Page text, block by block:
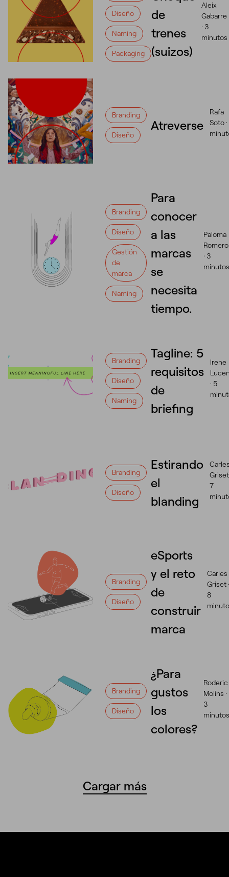
Diseño
Naming
Packaging
de
trenes
(suizos)
Aleix
Gabarre
· 3
minutos
Branding
Diseño
Atreverse
Rafa
Soto ·
Branding
Diseño
Gestión
de
marca
Naming
Para
conocer
a las
marcas
se
necesita
tiempo.
Paloma
Romero
· 3
minutos
Branding
Diseño
Naming
Tagline: 5
requisitos
de
briefing
Irene
· 5
Branding
Diseño
Estirando
el
blanding
Griset
7
Branding
Diseño
eSports
y el reto
de
construir
marca
Carles
Griset ·
8
Branding
Diseño
¿Para
gustos
los
colores?
Roderic
Molins ·
3
minutos
Cargar más